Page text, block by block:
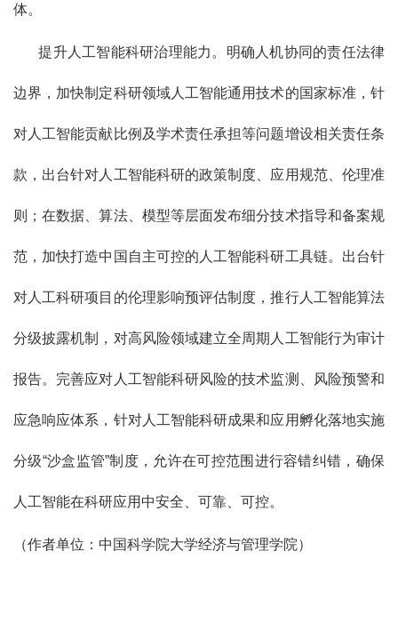
体。
提升人工智能科研治理能力。明确人机协同的责任法律
边界，加快制定科研领域人工智能通用技术的国家标准，针
对人工智能贡献比例及学术责任承担等问题增设相关责任条
款，出台针对人工智能科研的政策制度、应用规范、伦理准
则；在数据、算法、模型等层面发布细分技术指导和备案规
范，加快打造中国自主可控的人工智能科研工具链。出台针
对人工科研项目的伦理影响预评估制度，推行人工智能算法
分级披露机制，对高风险领域建立全周期人工智能行为审计
报告。完善应对人工智能科研风险的技术监测、风险预警和
应急响应体系，针对人工智能科研成果和应用孵化落地实施
分级“沙盒监管”制度，允许在可控范围进行容错纠错，确保
人工智能在科研应用中安全、可靠、可控。
（作者单位：中国科学院大学经济与管理学院）